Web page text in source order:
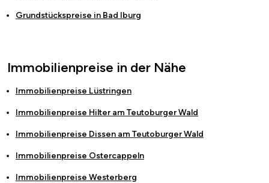
Grundstückspreise in Bad Iburg
Immobilienpreise in der Nähe
Immobilienpreise Lüstringen
Immobilienpreise Hilter am Teutoburger Wald
Immobilienpreise Dissen am Teutoburger Wald
Immobilienpreise Ostercappeln
Immobilienpreise Westerberg